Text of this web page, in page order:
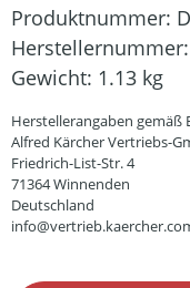
Produktnummer:
Herstellernummer:
Gewicht: 1.13 kg
Herstellerangaben gemäß
Alfred Kärcher Vertriebs-
Friedrich-List-Str. 4
71364 Winnenden
Deutschland